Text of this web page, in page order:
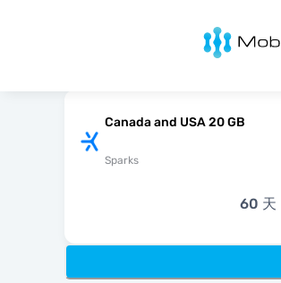
MobiMatter
Canada and USA 20 GB
Sparks
60 天